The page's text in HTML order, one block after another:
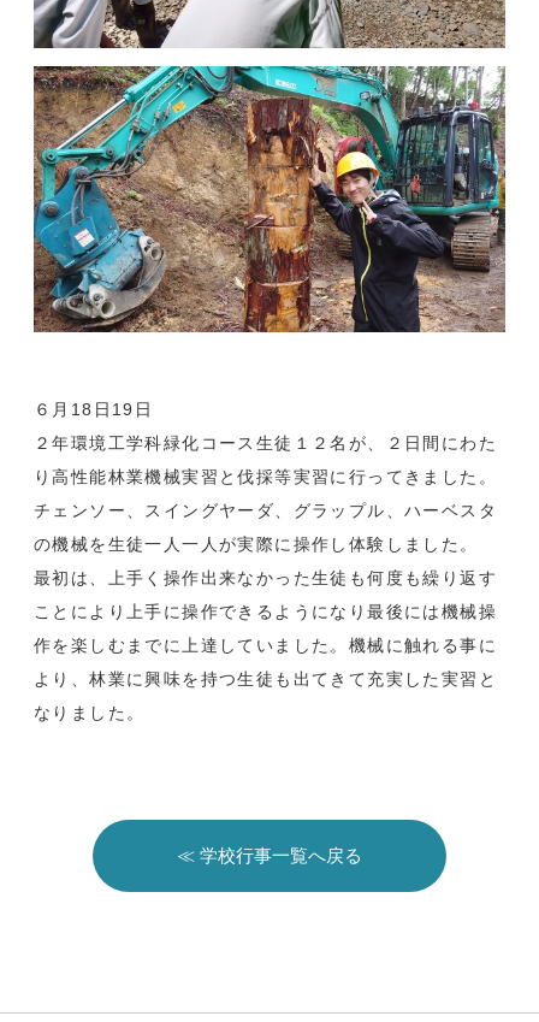
６月18日19日
２年環境工学科緑化コース生徒１２名が、２日間にわた
り高性能林業機械実習と伐採等実習に行ってきました。
チェンソー、スイングヤーダ、グラップル、ハーベスタ
の機械を生徒一人一人が実際に操作し体験しました。
最初は、上手く操作出来なかった生徒も何度も繰り返す
ことにより上手に操作できるようになり最後には機械操
作を楽しむまでに上達していました。機械に触れる事に
より、林業に興味を持つ生徒も出てきて充実した実習と
なりました。
≪ 学校行事一覧へ戻る